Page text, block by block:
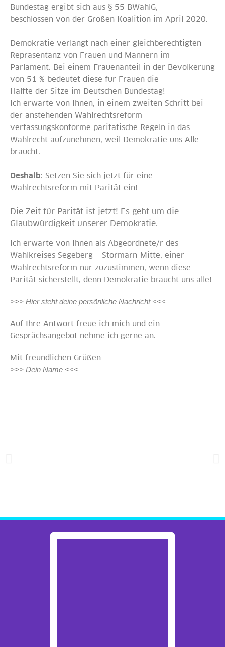
Bundestag ergibt sich aus § 55 BWahlG,
beschlossen von der Großen Koalition im April 2020.
Demokratie verlangt nach einer gleichberechtigten
Repräsentanz von Frauen und Männern im
Parlament. Bei einem Frauenanteil in der Bevölkerung
von 51 % bedeutet diese für Frauen die
Hälfte der Sitze im Deutschen Bundestag!
Ich erwarte von Ihnen, in einem zweiten Schritt bei
der anstehenden Wahlrechtsreform
verfassungskonforme paritätische Regeln in das
Wahlrecht aufzunehmen, weil Demokratie uns Alle
braucht.
Deshalb: Setzen Sie sich jetzt für eine
Wahlrechtsreform mit Parität ein!
Die Zeit für Parität ist jetzt! Es geht um die
Glaubwürdigkeit unserer Demokratie.
Ich erwarte von Ihnen als Abgeordnete/r des
Wahlkreises Segeberg – Stormarn-Mitte, einer
Wahlrechtsreform nur zuzustimmen, wenn diese
Parität sicherstellt, denn Demokratie braucht uns alle!
>>> Hier steht deine persönliche Nachricht <<<
Auf Ihre Antwort freue ich mich und ein
Gesprächsangebot nehme ich gerne an.
Mit freundlichen Grüßen
>>> Dein Name <<<